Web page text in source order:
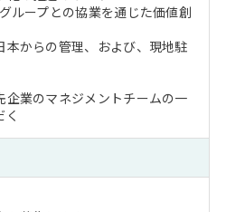
ループとの協業を通じた価値創
からの管理、および、現地駐
業のマネジメントチームの一